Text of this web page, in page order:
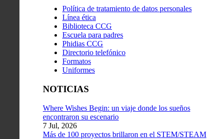
Política de tratamiento de datos personales
Línea ética
Biblioteca CCG
Escuela para padres
Phidias CCG
Directorio telefónico
Formatos
Uniformes
NOTICIAS
Where Wishes Begin: un viaje donde los sueños
encontraron su escenario
7 Jul, 2026
Más de 100 proyectos brillaron en el STEM/STEAM